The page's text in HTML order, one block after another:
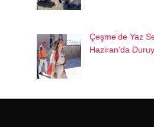
Çeşme’de Yaz
Haziran’da